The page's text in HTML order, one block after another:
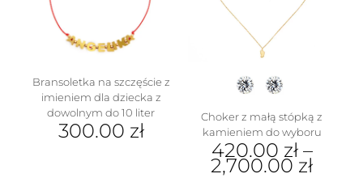
stronie
produktu
Bransoletka na szczęście z
imieniem dla dziecka z
dowolnym do 10 liter
300.00 zł
Choker z małą stópką z
kamieniem do wyboru
420.00 zł–
2,700.00 zł